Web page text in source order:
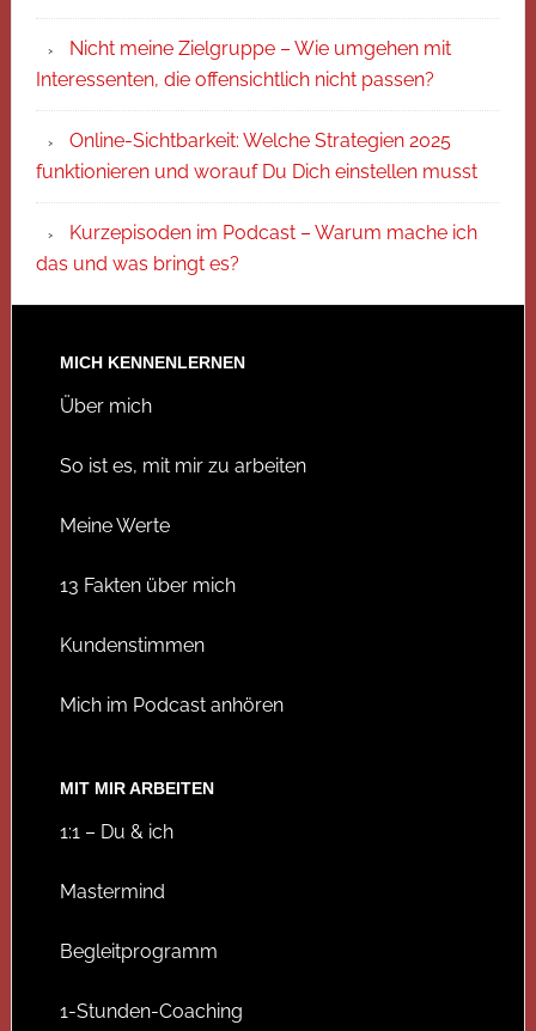
Nicht meine Zielgruppe – Wie umgehen mit
Interessenten, die offensichtlich nicht passen?
Online-Sichtbarkeit: Welche Strategien 2025
funktionieren und worauf Du Dich einstellen musst
Kurzepisoden im Podcast – Warum mache ich
das und was bringt es?
MICH KENNENLERNEN
Über mich
So ist es, mit mir zu arbeiten
Meine Werte
13 Fakten über mich
Kundenstimmen
Mich im Podcast anhören
MIT MIR ARBEITEN
1:1 – Du & ich
Mastermind
Begleitprogramm
1-Stunden-Coaching